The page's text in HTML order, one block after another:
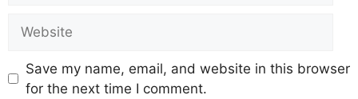
Save my name, email, and website in this browser
for the next time I comment.